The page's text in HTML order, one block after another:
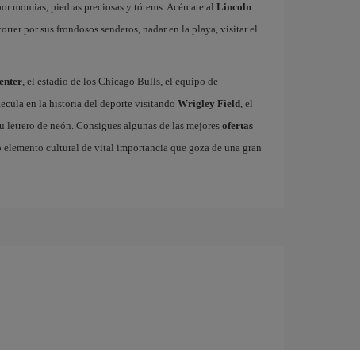
momias, piedras preciosas y tótems. Acércate al Lincoln
por sus frondosos senderos, nadar en la playa, visitar el
, el estadio de los Chicago Bulls, el equipo de
en la historia del deporte visitando Wrigley Field, el
de neón. Consigues algunas de las mejores ofertas
elemento cultural de vital importancia que goza de una gran